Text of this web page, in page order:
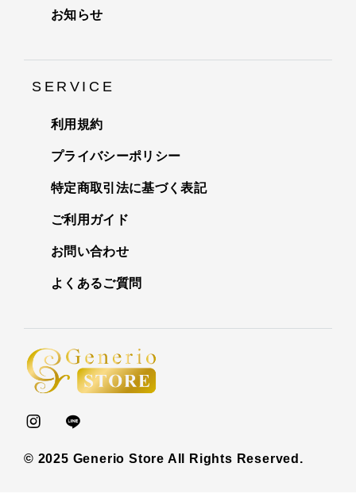
© 2025 Generio Store All Rights Reserved.
お知らせ
SERVICE
利用規約
プライバシーポリシー
特定商取引法に基づく表記
ご利用ガイド
お問い合わせ
よくあるご質問